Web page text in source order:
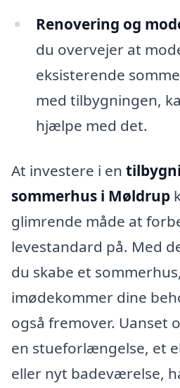
Renovering og
du overvejer at
eksisterende
med tilbygningen,
hjælpe med det.
At investere i en
sommerhus i Møldrup
glimrende måde at
levestandard på. Med
du skabe et
imødekommer dine
også fremover. Uanset
en stueforlængelse, et
eller nyt badeværelse,